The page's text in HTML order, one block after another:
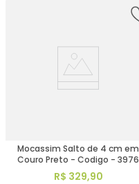
Mocassim Salto de 4 cm em
Couro Preto - Codigo - 3976
R$ 329,90